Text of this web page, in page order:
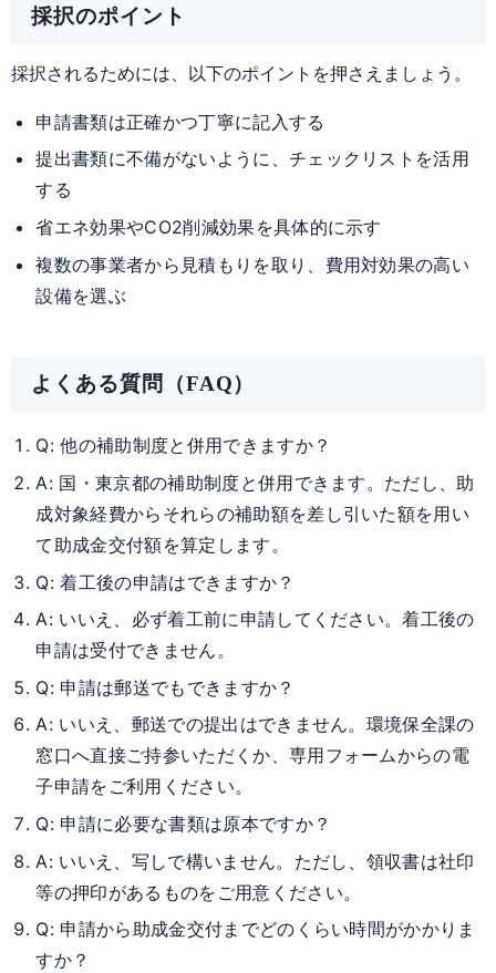
採択のポイント
採択されるためには、以下のポイントを押さえましょう。
申請書類は正確かつ丁寧に記入する
提出書類に不備がないように、チェックリストを活用
する
省エネ効果やCO2削減効果を具体的に示す
複数の事業者から見積もりを取り、費用対効果の高い
設備を選ぶ
よくある質問（FAQ）
Q: 他の補助制度と併用できますか？
A: 国・東京都の補助制度と併用できます。ただし、助
成対象経費からそれらの補助額を差し引いた額を用い
て助成金交付額を算定します。
Q: 着工後の申請はできますか？
A: いいえ、必ず着工前に申請してください。着工後の
申請は受付できません。
Q: 申請は郵送でもできますか？
A: いいえ、郵送での提出はできません。環境保全課の
窓口へ直接ご持参いただくか、専用フォームからの電
子申請をご利用ください。
Q: 申請に必要な書類は原本ですか？
A: いいえ、写しで構いません。ただし、領収書は社印
等の押印があるものをご用意ください。
Q: 申請から助成金交付までどのくらい時間がかかりま
すか？